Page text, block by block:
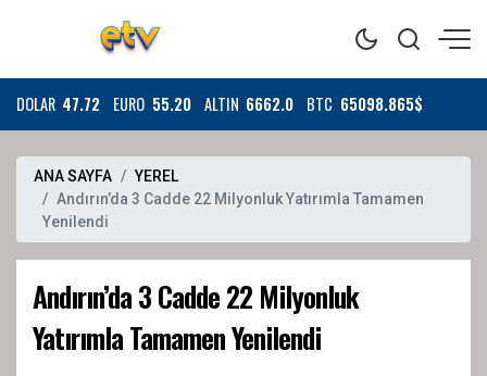
DOLAR 47.72 EURO 55.20 ALTIN 6662.0 BTC 65098.865$
ANA SAYFA
YEREL
Andırın’da 3 Cadde 22 Milyonluk Yatırımla Tamamen
Yenilendi
Andırın’da 3 Cadde 22 Milyonluk
Yatırımla Tamamen Yenilendi